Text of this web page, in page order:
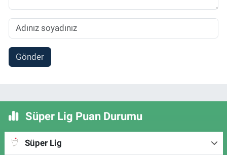
Gönder
Süper Lig Puan Durumu
Süper Lig